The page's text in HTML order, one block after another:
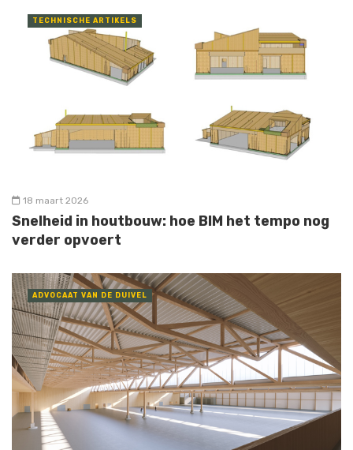
TECHNISCHE ARTIKELS
18 maart 2026
Snelheid in houtbouw: hoe BIM het tempo nog
verder opvoert
ADVOCAAT VAN DE DUIVEL